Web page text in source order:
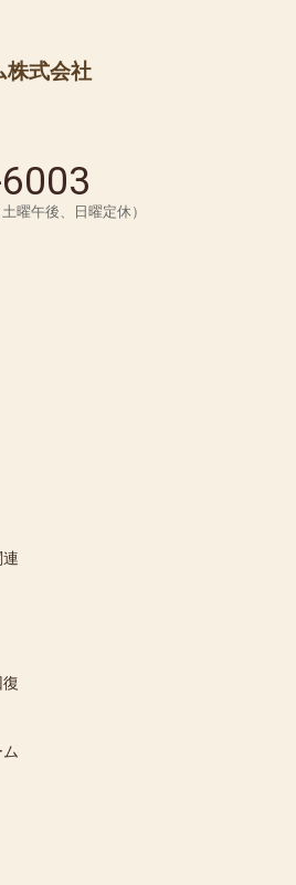
株式会社
曜午後、日曜定休）